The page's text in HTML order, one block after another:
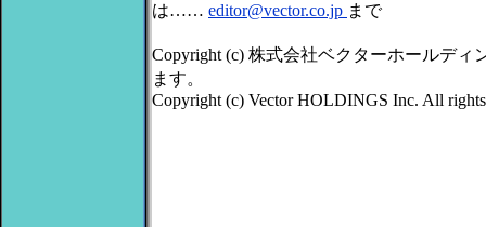
は…… editor@vector.co.jp まで
Copyright (c) 株式会社ベクターホールデ
ます。
Copyright (c) Vector HOLDINGS Inc. All rights